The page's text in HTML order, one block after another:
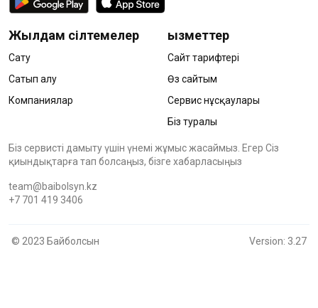
Жылдам сілтемелер
Сату
Сатып алу
Компаниялар
Қызметтер
Сайт тарифтері
Өз сайтым
Сервис нұсқаулары
Біз туралы
Біз сервисті дамыту үшін үнемі жұмыс жасаймыз. Егер Сіз
қиындықтарға тап болсаңыз, бізге хабарласыңыз
team@baibolsyn.kz
+7 701 419 3406
© 2023 Байболсын Version: 3.27